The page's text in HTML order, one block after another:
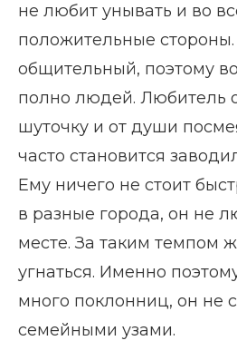
не любит унывать и во
положительные
общительный, поэтому
полно людей. Любитель
шуточку и от души
часто становится
Ему ничего не стоит
в разные города, он не
месте. За таким темпом
угнаться. Именно
много поклонниц, он не
семейными узами.